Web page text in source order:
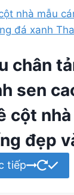
chân
sen
cột
đẹp
tiếp